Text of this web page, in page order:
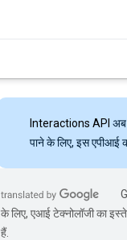
Interactions API अब
पाने के लिए, इस एपीआई
के लिए, एआई टेक्नोलॉजी का
हैं.